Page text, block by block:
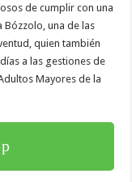
de cumplir con una
Bózzolo, una de las
quien también
a las gestiones de
Mayores de la